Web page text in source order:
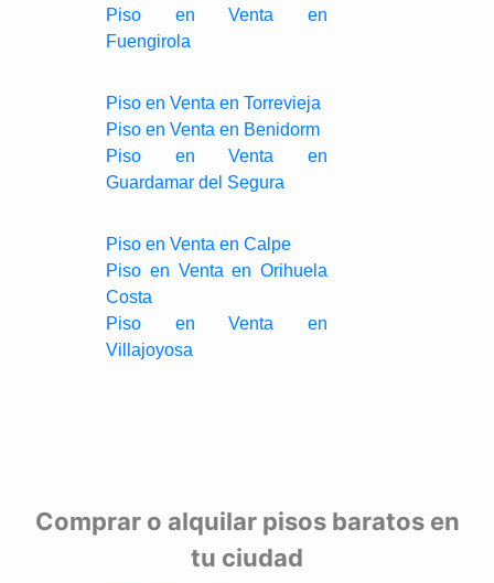
Piso en Venta en
Fuengirola
Piso en Venta en Torrevieja
Piso en Venta en Benidorm
Piso en Venta en
Guardamar del Segura
Piso en Venta en Calpe
Piso en Venta en Orihuela
Costa
Piso en Venta en
Villajoyosa
Comprar o alquilar pisos baratos en
tu ciudad